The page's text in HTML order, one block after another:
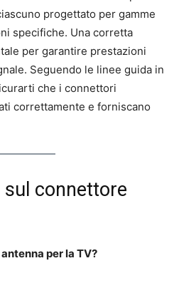
progettato per gamme
specifiche. Una corretta
per garantire prestazioni
Seguendo le linee guida in
che i connettori
correttamente e forniscano
connettore
per la TV?